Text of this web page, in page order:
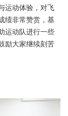
运动体验，对飞
绩非常赞赏，基
运动队进行一些
励大家继续刻苦